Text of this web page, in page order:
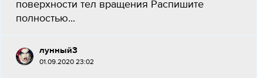
поверхности тел вращения Распишите
полностью...
лунный3
01.09.2020 23:02